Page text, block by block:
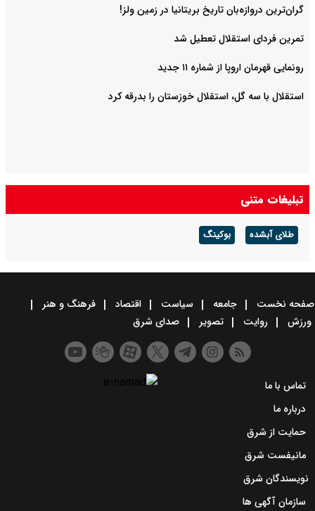
گران‌ترین دروازه‌بان تاریخ بریتانیا در زمین ولز!
تمرین فردای استقلال تعطیل شد
رونمایی قهرمان اروپا از شماره ۱۱ جدید
استقلال با سه گل، استقلال خوزستان را بدرقه کرد
تبلیغات متنی
طلای آبشده بوکینگ
صفحه نخست جامعه سیاست اقتصاد
فرهنگ و هنر
ورزش
روایت تصویر صدای شرق
تماس با ما
درباره ما
حمایت از شرق
مانیفست شرق
نویسندگان شرق
سازمان آگهی ها